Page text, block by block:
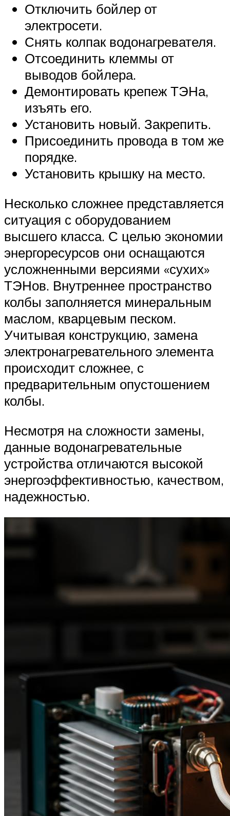
Отключить бойлер от
электросети.
Снять колпак водонагревателя.
Отсоединить клеммы от
выводов бойлера.
Демонтировать крепеж ТЭНа,
изъять его.
Установить новый. Закрепить.
Присоединить провода в том же
порядке.
Установить крышку на место.
Несколько сложнее представляется
ситуация с оборудованием
высшего класса. С целью экономии
энергоресурсов они оснащаются
усложненными версиями «сухих»
ТЭНов. Внутреннее пространство
колбы заполняется минеральным
маслом, кварцевым песком.
Учитывая конструкцию, замена
электронагревательного элемента
происходит сложнее, с
предварительным опустошением
колбы.
Несмотря на сложности замены,
данные водонагревательные
устройства отличаются высокой
энергоэффективностью, качеством,
надежностью.